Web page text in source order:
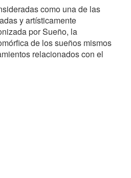
como una de las
y artísticamente
por Sueño, la
de los sueños mismos
relacionados con el